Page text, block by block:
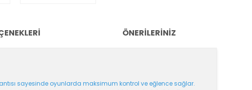
ÖNERILERINIZ
sayesinde oyunlarda maksimum kontrol ve eğlence sağlar.